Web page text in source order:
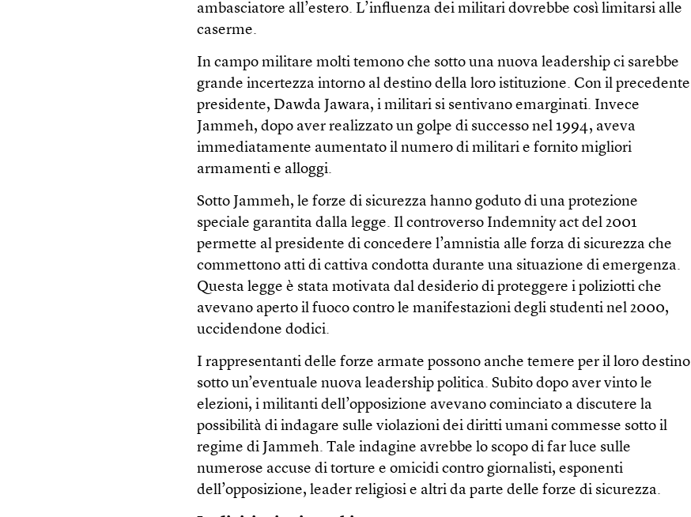
ambasciatore all’estero. L’influenza dei militari dovrebbe così limitarsi alle
caserme.
In campo militare molti temono che sotto una nuova leadership ci sarebbe
grande incertezza intorno al destino della loro istituzione. Con il precedente
presidente, Dawda Jawara, i militari si sentivano emarginati. Invece
Jammeh, dopo aver realizzato un golpe di successo nel 1994, aveva
immediatamente aumentato il numero di militari e fornito migliori
armamenti e alloggi.
Sotto Jammeh, le forze di sicurezza hanno goduto di una protezione
speciale garantita dalla legge. Il controverso Indemnity act del 2001
permette al presidente di concedere l’amnistia alle forza di sicurezza che
commettono atti di cattiva condotta durante una situazione di emergenza.
Questa legge è stata motivata dal desiderio di proteggere i poliziotti che
avevano aperto il fuoco contro le manifestazioni degli studenti nel 2000,
uccidendone dodici.
I rappresentanti delle forze armate possono anche temere per il loro destino
sotto un’eventuale nuova leadership politica. Subito dopo aver vinto le
elezioni, i militanti dell’opposizione avevano cominciato a discutere la
possibilità di indagare sulle violazioni dei diritti umani commesse sotto il
regime di Jammeh. Tale indagine avrebbe lo scopo di far luce sulle
numerose accuse di torture e omicidi contro giornalisti, esponenti
dell’opposizione, leader religiosi e altri da parte delle forze di sicurezza.